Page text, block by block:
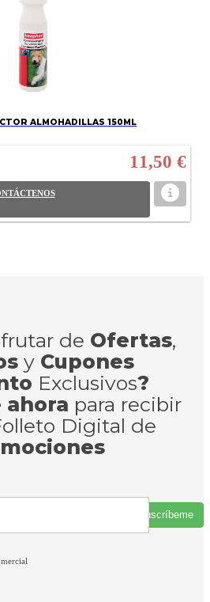
ALMOHADILLAS 150ML
11,50 €
de Ofertas,
y Cupones
Exclusivos?
ahora para recibir
Digital de
Suscríbeme